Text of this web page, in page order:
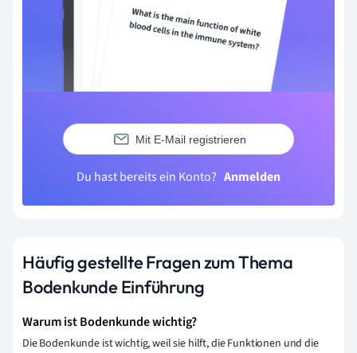
Mit E-Mail registrieren
Du hast bereits ein Konto? Anmelden
Häufig gestellte Fragen zum Thema
Bodenkunde Einführung
Warum ist Bodenkunde wichtig?
Die Bodenkunde ist wichtig, weil sie hilft, die Funktionen und die